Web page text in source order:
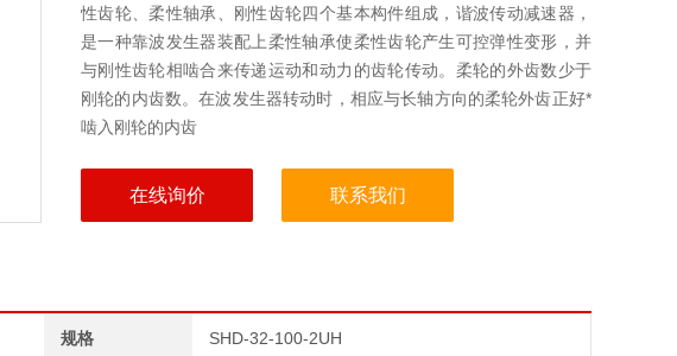
性齿轮、柔性轴承、刚性齿轮四个基本构件组成，谐波传动减速器，
是一种靠波发生器装配上柔性轴承使柔性齿轮产生可控弹性变形，并
与刚性齿轮相啮合来传递运动和动力的齿轮传动。柔轮的外齿数少于
刚轮的内齿数。在波发生器转动时，相应与长轴方向的柔轮外齿正好*
啮入刚轮的内齿
在线询价 联系我们
规格 SHD-32-100-2UH